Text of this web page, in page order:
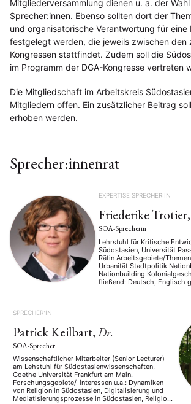
Mitgliederversammlung dienen u. a. der
Sprecher:innen. Ebenso sollten dort der
und organisatorische Verantwortung für eine
festgelegt werden, die jeweils zwischen den
Kongressen stattfindet. Zudem soll die
im Programm der DGA-Kongresse vertreten
Die Mitgliedschaft im Arbeitskreis
Mitgliedern offen. Ein zusätzlicher Beitrag
erhoben werden.
Sprecher:innenrat
EXPERTISE SPRECHER:IN
Friederike
SOA-Sprecherin
Lehrstuhl für Kritische
Südostasien, Universität
Rätin Arbeitsgebiete/
Urbanität Stadtpolitik
Nationbuilding
fließend: Deutsch, Englisch
SPRECHER:IN
Patrick Keilbart,Dr.
SOA-Sprecher
Wissenschaftlicher Mitarbeiter (Senior Lecturer)
am Lehstuhl für Südostasienwissenschaften,
Goethe Universität Frankfurt am Main.
Forschungsgebiete/-interessen u.a.: Dynamiken
von Religion in Südostasien, Digitalisierung und
Mediatisierungsprozesse in Südostasien, Religion